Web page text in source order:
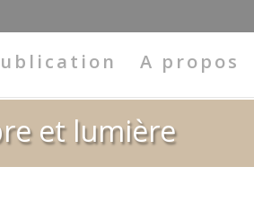
A propos
et lumière